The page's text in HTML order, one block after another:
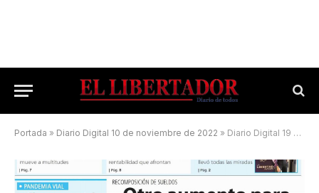
Portada » Diario Digital 10 de noviembre de 2022 » Diario Digital 19 de agosto de 2025